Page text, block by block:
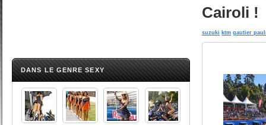
DANS LE GENRE SEXY
Cairoli !
suzuki ktm gautier